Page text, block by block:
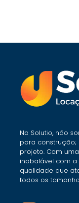
Na Solutio, não
para
projeto. Com
inabalável com
qualidade que
todos os